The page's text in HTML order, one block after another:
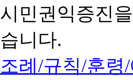
시민권익증진
습니다.
조례/규칙/훈령